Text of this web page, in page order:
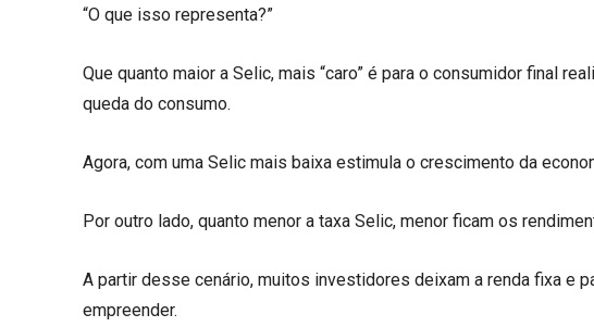
“O que isso representa?”
Que quanto maior a Selic, mais “caro” é para o consumidor final
queda do consumo.
Agora, com uma Selic mais baixa estimula o crescimento da
Por outro lado, quanto menor a taxa Selic, menor ficam os
A partir desse cenário, muitos investidores deixam a renda fixa e
empreender.